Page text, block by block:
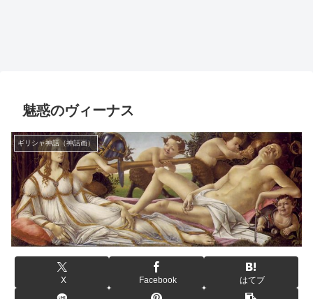
魅惑のヴィーナス
ギリシャ神話（神話画）
X Facebook はてブ